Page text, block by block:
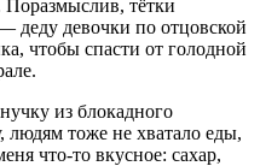
тётки
деду девочки по отцовской
чтобы спасти от голодной
из блокадного
людям тоже не хватало еды,
что-то вкусное: сахар,